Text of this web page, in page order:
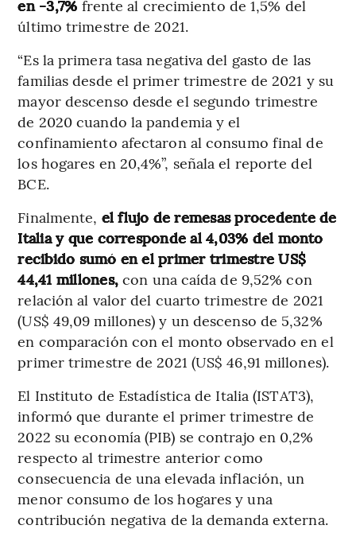
en -3,7% frente al crecimiento de 1,5% del
último trimestre de 2021.
“Es la primera tasa negativa del gasto de las
familias desde el primer trimestre de 2021 y su
mayor descenso desde el segundo trimestre
de 2020 cuando la pandemia y el
confinamiento afectaron al consumo final de
los hogares en 20,4%”, señala el reporte del
BCE.
Finalmente, el flujo de remesas procedente de
Italia y que corresponde al 4,03% del monto
recibido sumó en el primer trimestre US$
44,41 millones, con una caída de 9,52% con
relación al valor del cuarto trimestre de 2021
(US$ 49,09 millones) y un descenso de 5,32%
en comparación con el monto observado en el
primer trimestre de 2021 (US$ 46,91 millones).
El Instituto de Estadística de Italia (ISTAT3),
informó que durante el primer trimestre de
2022 su economía (PIB) se contrajo en 0,2%
respecto al trimestre anterior como
consecuencia de una elevada inflación, un
menor consumo de los hogares y una
contribución negativa de la demanda externa.